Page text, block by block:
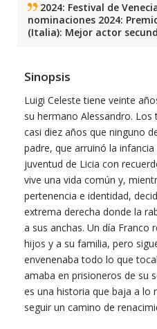
2024: Festival de
nominaciones 2024:
(Italia): Mejor actor
Sinopsis
Luigi Celeste tiene veinte
su hermano Alessandro.
casi diez años que ninguno
padre, que arruinó la
juventud de Licia con
vive una vida común y,
pertenencia e identidad,
extrema derecha donde la
a sus anchas. Un día Franco
hijos y a su familia, pero
envenenaba todo lo que
amaba en prisioneros de su
es una historia que baja a lo
seguir un camino de